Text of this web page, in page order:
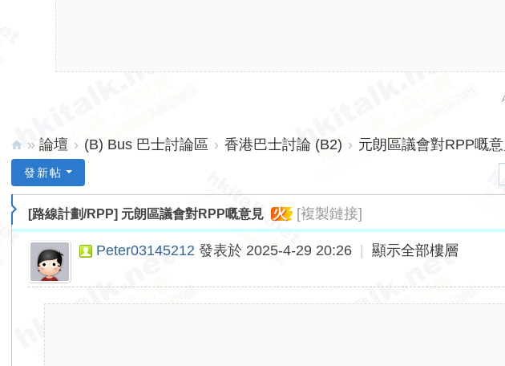
lk.
» 論壇 › (B) Bus 巴士討論區 › 香港巴士討論 (B2) › 元朗區議會對RPP嘅
發新帖
[路線計劃/RPP] 元朗區議會對RPP嘅意見 火 [複製鏈接]
Peter03145212 發表於 2025-4-29 20:26 顯示全部樓層